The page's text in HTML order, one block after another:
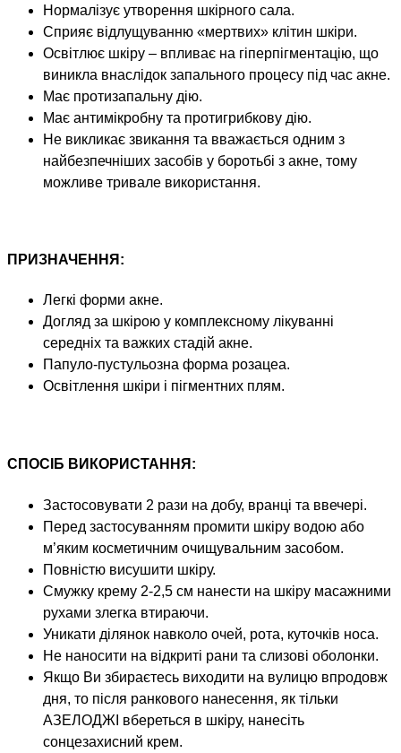
Нормалізує утворення шкірного сала.
Сприяє відлущуванню «мертвих» клітин шкіри.
Освітлює шкіру – впливає на гіперпігментацію, що
виникла внаслідок запального процесу під час акне.
Має протизапальну дію.
Має антимікробну та протигрибкову дію.
Не викликає звикання та вважається одним з
найбезпечніших засобів у боротьбі з акне, тому
можливе тривале використання.
ПРИЗНАЧЕННЯ:
Легкі форми акне.
Догляд за шкірою у комплексному лікуванні
середніх та важких стадій акне.
Папуло-пустульозна форма розацеа.
Освітлення шкіри і пігментних плям.
СПОСІБ ВИКОРИСТАННЯ:
Застосовувати 2 рази на добу, вранці та ввечері.
Перед застосуванням промити шкіру водою або
м’яким косметичним очищувальним засобом.
Повністю висушити шкіру.
Смужку крему 2-2,5 см нанести на шкіру масажними
рухами злегка втираючи.
Уникати ділянок навколо очей, рота, куточків носа.
Не наносити на відкриті рани та слизові оболонки.
Якщо Ви збираєтесь виходити на вулицю впродовж
дня, то після ранкового нанесення, як тільки
АЗЕЛОДЖІ вбереться в шкіру, нанесіть
сонцезахисний крем.